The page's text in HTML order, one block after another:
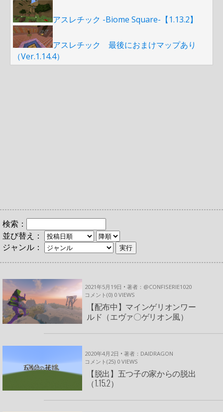
アスレチック -Biome Square-【1.13.2】
アスレチック 最後におまけマップあり
（Ver.1.14.4）
検索：
並び替え：
ジャンル：
2021年5月19日 • 著者：@CONFISERIE1020
コメント(0) 0 VIEWS
【配布中】マインゲリオンワー
ルド（エヴァ〇ゲリオン風）
2020年4月2日 • 著者：DAIDRAGON
コメント(25) 0 VIEWS
【脱出】五つ子の家からの脱出
（1.15.2）